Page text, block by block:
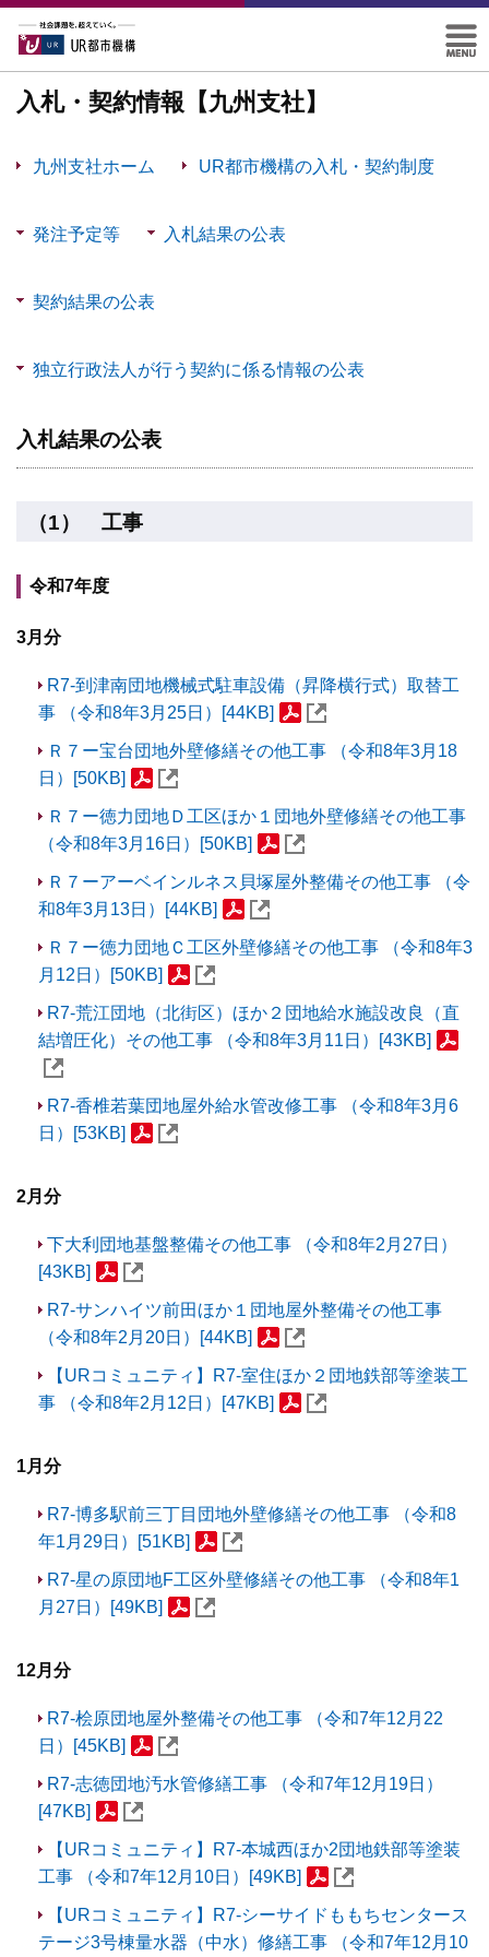
入札・契約情報【九州支社】
九州支社ホーム UR都市機構の入札・契約制度
発注予定等
入札結果の公表
契約結果の公表
独立行政法人が行う契約に係る情報の公表
入札結果の公表
（1） 工事
令和7年度
3月分
R7-到津南団地機械式駐車設備（昇降横行式）取替工
事 （令和8年3月25日）[44KB]
Ｒ７ー宝台団地外壁修繕その他工事 （令和8年3月18
日）[50KB]
Ｒ７ー徳力団地Ｄ工区ほか１団地外壁修繕その他工事
（令和8年3月16日）[50KB]
Ｒ７ーアーベインルネス貝塚屋外整備その他工事 （令
和8年3月13日）[44KB]
Ｒ７ー徳力団地Ｃ工区外壁修繕その他工事 （令和8年3
月12日）[50KB]
R7-荒江団地（北街区）ほか２団地給水施設改良（直
結増圧化）その他工事 （令和8年3月11日）[43KB]
R7-香椎若葉団地屋外給水管改修工事 （令和8年3月6
日）[53KB]
2月分
下大利団地基盤整備その他工事 （令和8年2月27日）
[43KB]
R7-サンハイツ前田ほか１団地屋外整備その他工事
（令和8年2月20日）[44KB]
【URコミュニティ】R7-室住ほか２団地鉄部等塗装工
事 （令和8年2月12日）[47KB]
1月分
R7-博多駅前三丁目団地外壁修繕その他工事 （令和8
年1月29日）[51KB]
R7-星の原団地F工区外壁修繕その他工事 （令和8年1
月27日）[49KB]
12月分
R7-桧原団地屋外整備その他工事 （令和7年12月22
日）[45KB]
R7-志徳団地汚水管修繕工事 （令和7年12月19日）
[47KB]
【URコミュニティ】R7-本城西ほか2団地鉄部等塗装
工事 （令和7年12月10日）[49KB]
【URコミュニティ】R7-シーサイドももちセンタース
テージ3号棟量水器（中水）修繕工事 （令和7年12月10